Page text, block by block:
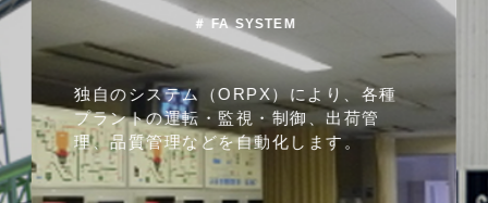
＃ FA SYSTEM
独自のシステム（ORPX）により、各種
プラントの運転・監視・制御、出荷管
理、品質管理などを自動化します。